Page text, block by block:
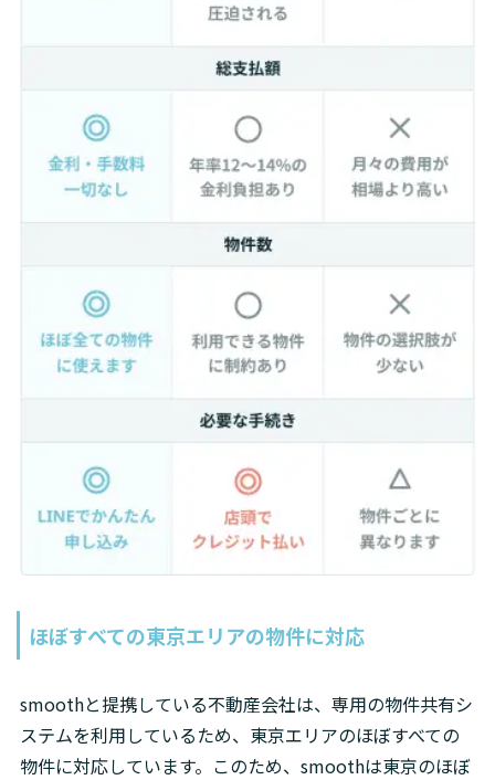
ほぼすべての東京エリアの物件に対応
smoothと提携している不動産会社は、専用の物件共有シ
ステムを利用しているため、東京エリアのほぼすべての
物件に対応しています。このため、smoothは東京のほぼ